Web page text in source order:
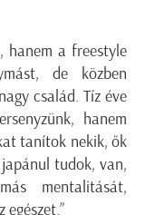
hanem a freestyle
de közben
család. Tíz éve
hanem
tanítok nekik, ők
tudok, van,
mentalitását,